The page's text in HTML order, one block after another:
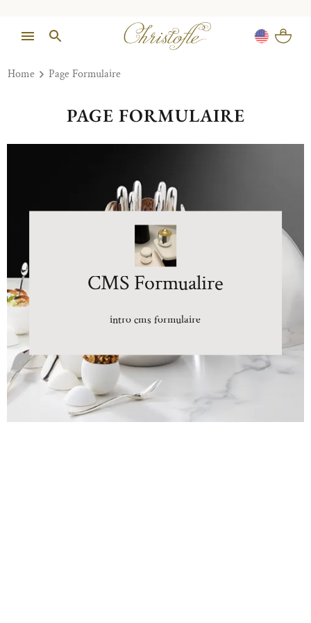
Home Page Formulaire
PAGE FORMULAIRE
CMS Formualire
intro cms formulaire